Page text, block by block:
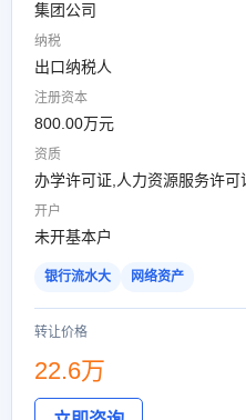
集团公司
纳税
出口纳税人
注册资本
800.00万元
资质
办学许可证,人力资源服务许可
开户
未开基本户
银行流水大 网络资产
转让价格
22.6万